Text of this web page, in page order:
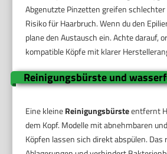
Abgenutzte Pinzetten greifen
Risiko für Haarbruch. Wenn du den
plane den Austausch ein. Achte darauf,
kompatible Köpfe mit klarer
Reinigungsbürste und
Eine kleineReinigungsbürsteentfernt
dem Kopf. Modelle mit abnehmbaren
Köpfen lassen sich direkt abspülen. Das